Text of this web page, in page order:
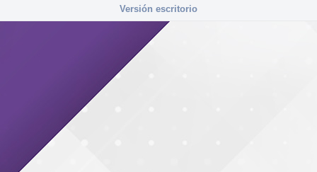
Versión escritorio